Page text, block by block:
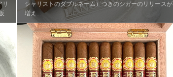
リ
シャリストのダブルネーム）つきのシガーのリリースが
増え...